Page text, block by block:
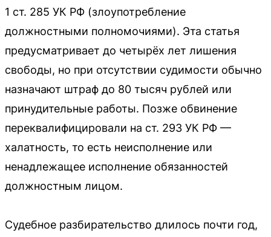
1 ст. 285 УК РФ (злоупотребление
должностными полномочиями). Эта статья
предусматривает до четырёх лет лишения
свободы, но при отсутствии судимости обычно
назначают штраф до 80 тысяч рублей или
принудительные работы. Позже обвинение
переквалифицировали на ст. 293 УК РФ —
халатность, то есть неисполнение или
ненадлежащее исполнение обязанностей
должностным лицом.
Судебное разбирательство длилось почти год,